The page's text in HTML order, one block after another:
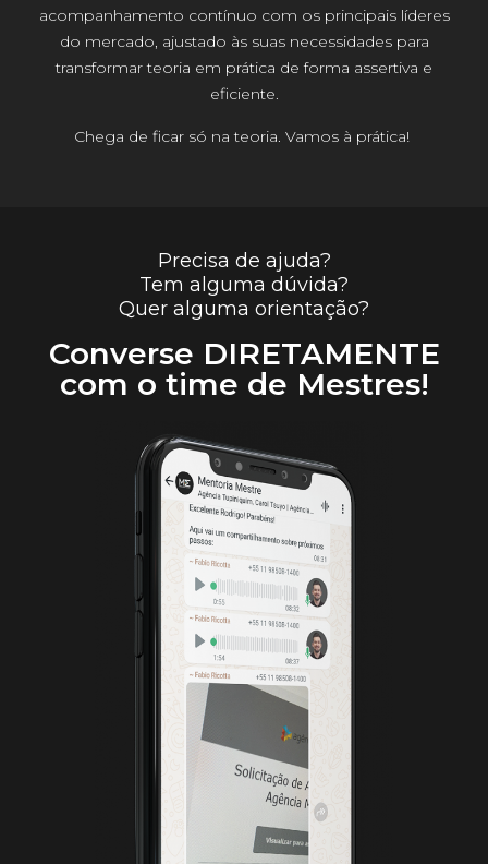
acompanhamento contínuo com os principais líderes
do mercado, ajustado às suas necessidades para
transformar teoria em prática de forma assertiva e
eficiente.
Chega de ficar só na teoria. Vamos à prática!
Precisa de ajuda?
Tem alguma dúvida?
Quer alguma orientação?
Converse DIRETAMENTE
com o time de Mestres!